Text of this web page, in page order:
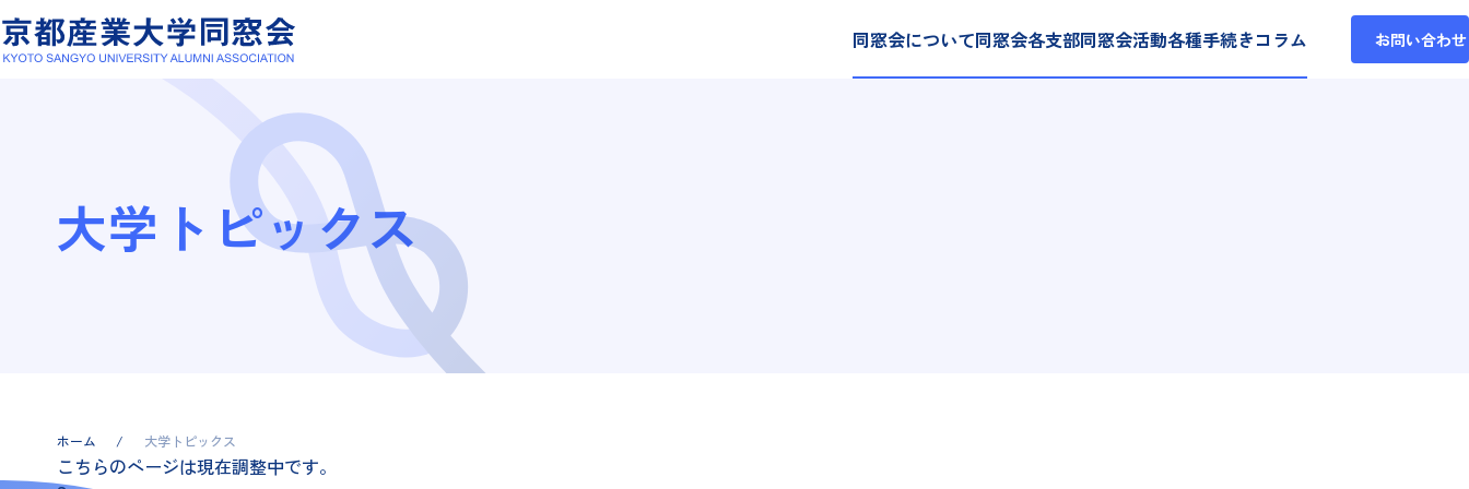
同窓会について同窓会各支部同窓会活動各種手続きコラム お問い合わせ
大学トピックス
ホーム 大学トピックス
こちらのページは現在調整中です。